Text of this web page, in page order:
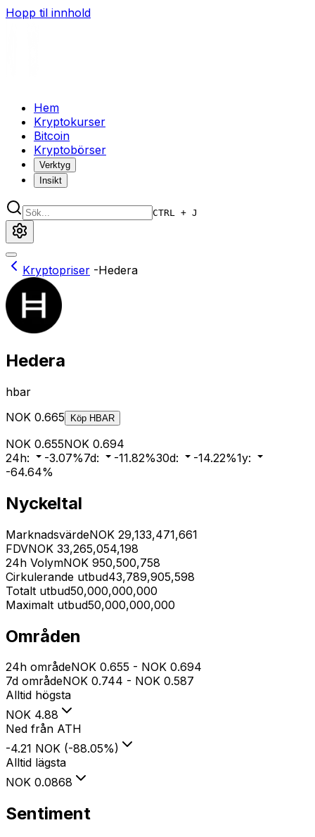
Hopp til innhold
Hem
Kryptokurser
Bitcoin
Kryptobörser
Verktyg
Insikt
CTRL + J
Kryptopriser -Hedera
Hedera
hbar
NOK 0.665 Köp HBAR
NOK 0.655NOK 0.694
24h: -3.07%7d: -11.82%30d: -14.22%1y:
-64.64%
Nyckeltal
MarknadsvärdeNOK 29,133,471,661
FDVNOK 33,265,054,198
24h VolymNOK 950,500,758
Cirkulerande utbud43,789,905,598
Totalt utbud50,000,000,000
Maximalt utbud50,000,000,000
Områden
24h områdeNOK 0.655 - NOK 0.694
7d områdeNOK 0.744 - NOK 0.587
Alltid högsta
NOK 4.88
Ned från ATH
-4.21 NOK (-88.05%)
Alltid lägsta
NOK 0.0868
Sentiment